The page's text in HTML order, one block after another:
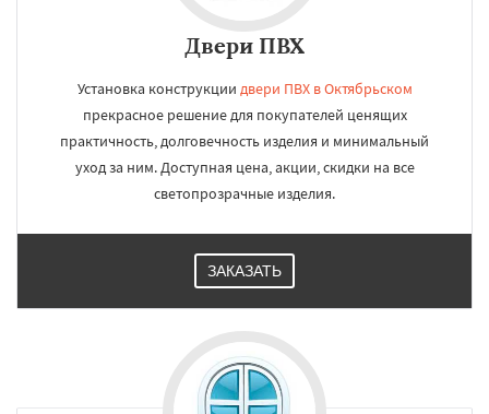
Двери ПВХ
Установка конструкции двери ПВХ в Октябрьском
прекрасное решение для покупателей ценящих
практичность, долговечность изделия и минимальный
уход за ним. Доступная цена, акции, скидки на все
светопрозрачные изделия.
ЗАКАЗАТЬ